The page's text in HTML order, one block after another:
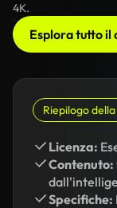
4K.
Esplora tutto il
Riepilogo
Licenza:
Contenuto:
Specifiche: